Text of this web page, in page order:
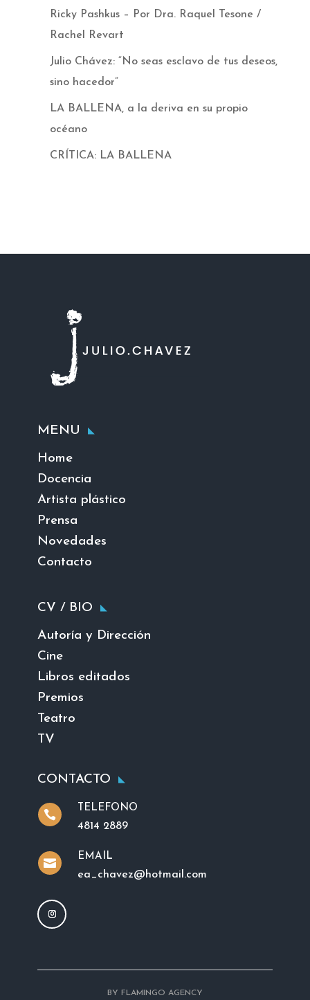
Ricky Pashkus – Por Dra. Raquel Tesone /
Rachel Revart
Julio Chávez: “No seas esclavo de tus deseos,
sino hacedor”
LA BALLENA, a la deriva en su propio
océano
CRÍTICA: LA BALLENA
MENU
Home
Docencia
Artista plástico
Prensa
Novedades
Contacto
CV / BIO
Autoría y Dirección
Cine
Libros editados
Premios
Teatro
TV
CONTACTO

TELEFONO
4814 2889

EMAIL
ea_chavez@hotmail.com
BY FLAMINGO AGENCY